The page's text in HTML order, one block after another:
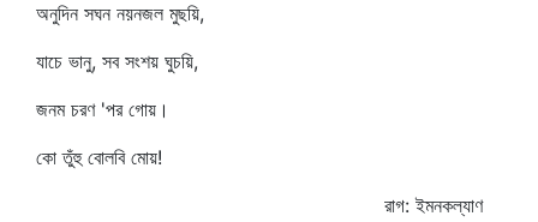
অনুদিন সঘন নয়নজল মুছয়ি,
যাচে ভানু, সব সংশয় ঘুচয়ি,
জনম চরণ 'পর গোয়।
কো তুঁহু বোলবি মোয়!
রাগ: ইমনকল্যাণ